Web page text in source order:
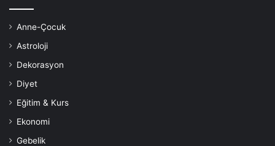
Anne-Çocuk
Astroloji
Dekorasyon
Diyet
Eğitim & Kurs
Ekonomi
Gebelik